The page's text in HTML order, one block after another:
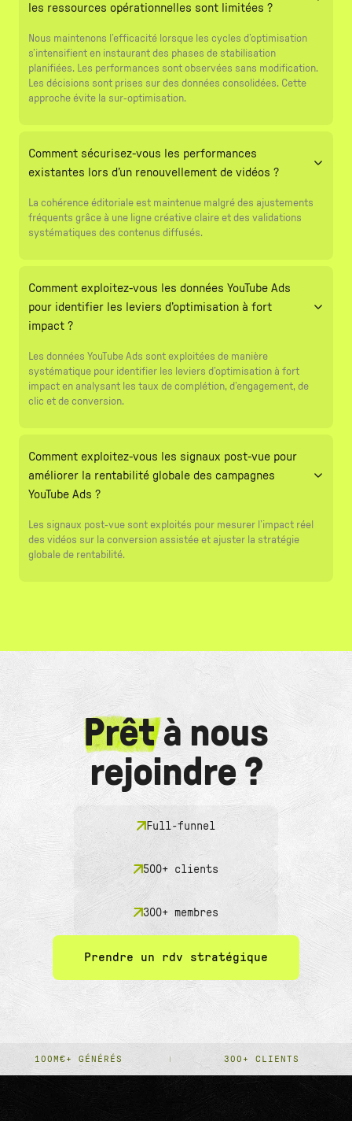
les ressources opérationnelles sont limitées ?
Nous maintenons l’efficacité lorsque les cycles d’optimisation
s’intensifient en instaurant des phases de stabilisation
planifiées. Les performances sont observées sans modification.
Les décisions sont prises sur des données consolidées. Cette
approche évite la sur-optimisation.
Comment sécurisez-vous les performances
existantes lors d’un renouvellement de vidéos ?
La cohérence éditoriale est maintenue malgré des ajustements
fréquents grâce à une ligne créative claire et des validations
systématiques des contenus diffusés.
Comment exploitez-vous les données YouTube Ads
pour identifier les leviers d’optimisation à fort
impact ?
Les données YouTube Ads sont exploitées de manière
systématique pour identifier les leviers d’optimisation à fort
impact en analysant les taux de complétion, d’engagement, de
clic et de conversion.
Comment exploitez-vous les signaux post-vue pour
améliorer la rentabilité globale des campagnes
YouTube Ads ?
Les signaux post-vue sont exploités pour mesurer l’impact réel
des vidéos sur la conversion assistée et ajuster la stratégie
globale de rentabilité.
Prêtà nous
rejoindre ?
Full-funnel
500+ clients
300+ membres
Prendre un rdv stratégique
100M€+ GÉNÉRÉS 300+ CLIENTS